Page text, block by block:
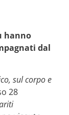
hanno
dal
sul corpo e
28